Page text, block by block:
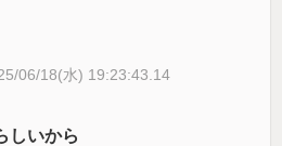
06/18(水) 19:23:43.14
しいから